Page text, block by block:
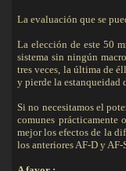
La evaluación que se
La elección de este 50
sistema sin ningún
tres veces, la última de
y pierde la estanqueidad
Si no necesitamos el
comunes prácticamente
mejor los efectos de la
los anteriores AF-D y